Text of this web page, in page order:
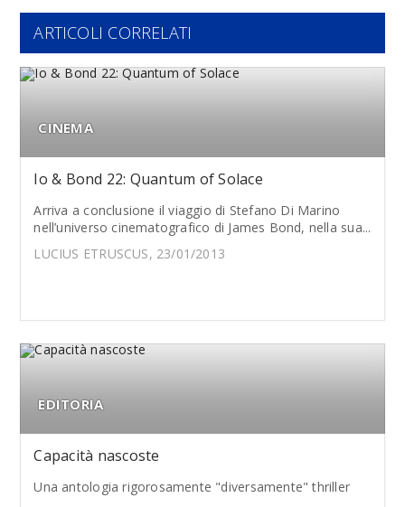
ARTICOLI CORRELATI
CINEMA
Io & Bond 22: Quantum of Solace
Arriva a conclusione il viaggio di Stefano Di Marino
nell’universo cinematografico di James Bond, nella sua...
LUCIUS ETRUSCUS, 23/01/2013
EDITORIA
Capacità nascoste
Una antologia rigorosamente "diversamente" thriller